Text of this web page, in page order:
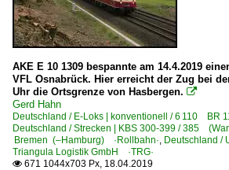
AKE E 10 1309 bespannte am 14.4.2019
VFL Osnabrück. Hier erreicht der Zug bei
Uhr die Ortsgrenze von Hasbergen. 
Gerd Hahn
Deutschland / E-Loks | konventionell / 6 110
Deutschland / Strecken | KBS 300-399 / 385
Bremen (–Hamburg) ·Rollbahn·, Deutschland /
Triangula Logistik GmbH ·TRG·
 671 1044x703 Px, 18.04.2019